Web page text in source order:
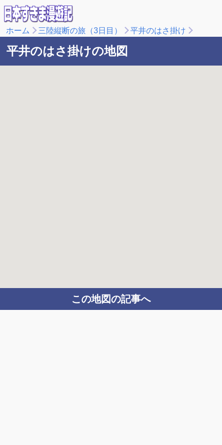
ホーム 三陸縦断の旅（3日目） 平井のはさ掛け
平井のはさ掛けの地図
この地図の記事へ